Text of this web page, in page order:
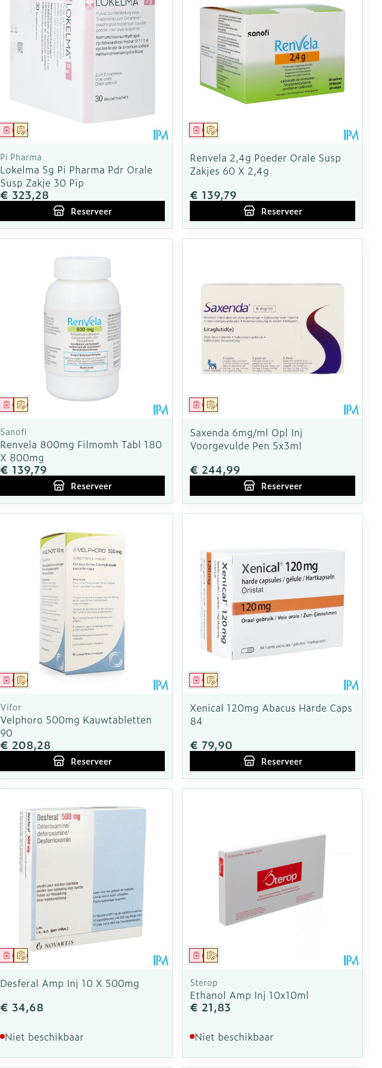
Op voorschrift
Geneesmiddel
Pi Pharma
Lokelma 5g Pi Pharma Pdr Orale
Susp Zakje 30 Pip
€ 323,28
Reserveer
Op voorschrift
Geneesmiddel
Renvela 2,4g Poeder Orale Susp
Zakjes 60 X 2,4g
€ 139,79
Reserveer
Op voorschrift
Geneesmiddel
Sanofi
Renvela 800mg Filmomh Tabl 180
X 800mg
€ 139,79
Reserveer
Op voorschrift
Geneesmiddel
Saxenda 6mg/ml Opl Inj
Voorgevulde Pen 5x3ml
€ 244,99
Reserveer
Op voorschrift
Geneesmiddel
Vifor
Velphoro 500mg Kauwtabletten
90
€ 208,28
Reserveer
Op voorschrift
Geneesmiddel
Xenical 120mg Abacus Harde Caps
84
€ 79,90
Reserveer
Op voorschrift
Geneesmiddel
Desferal Amp Inj 10 X 500mg
€ 34,68
Niet beschikbaar
Op voorschrift
Geneesmiddel
Sterop
Ethanol Amp Inj 10x10ml
€ 21,83
Niet beschikbaar